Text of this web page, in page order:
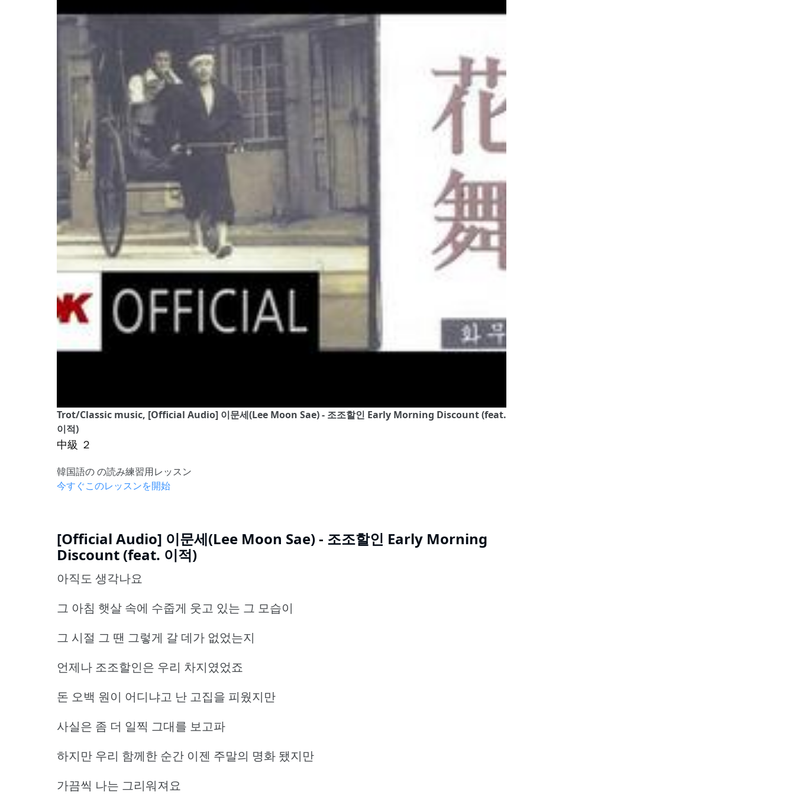
Trot/Classic music, [Official Audio] 이문세(Lee Moon Sae) - 조조할인 Early Morning Discount (feat.
이적)
中級 ２
韓国語の の読み練習用レッスン
今すぐこのレッスンを開始
[Official Audio] 이문세(Lee Moon Sae) - 조조할인 Early Morning
Discount (feat. 이적)
아직도 생각나요
그 아침 햇살 속에 수줍게 웃고 있는 그 모습이
그 시절 그 땐 그렇게 갈 데가 없었는지
언제나 조조할인은 우리 차지였었죠
돈 오백 원이 어디냐고 난 고집을 피웠지만
사실은 좀 더 일찍 그대를 보고파
하지만 우리 함께한 순간 이젠 주말의 명화 됐지만
가끔씩 나는 그리워져요